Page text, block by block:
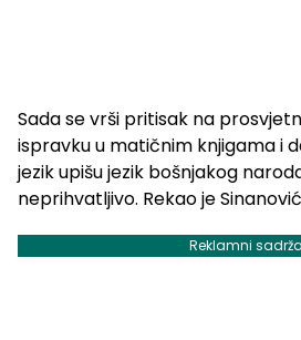
Sada se vrši pritisak na
ispravku u matičnim knjigama i
jezik upišu jezik bošnjakog
neprihvatljivo. Rekao je
Reklamni